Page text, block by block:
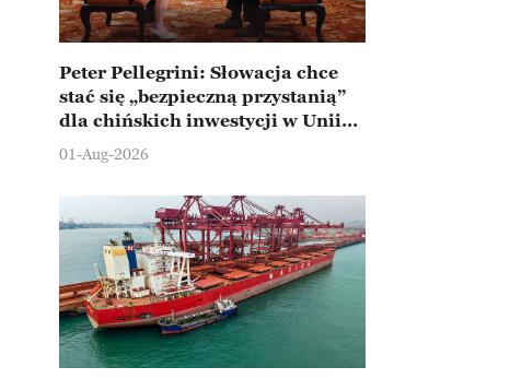
Peter Pellegrini: Słowacja chce
stać się „bezpieczną przystanią”
dla chińskich inwestycji w Unii
Europejskiej
01-Aug-2026